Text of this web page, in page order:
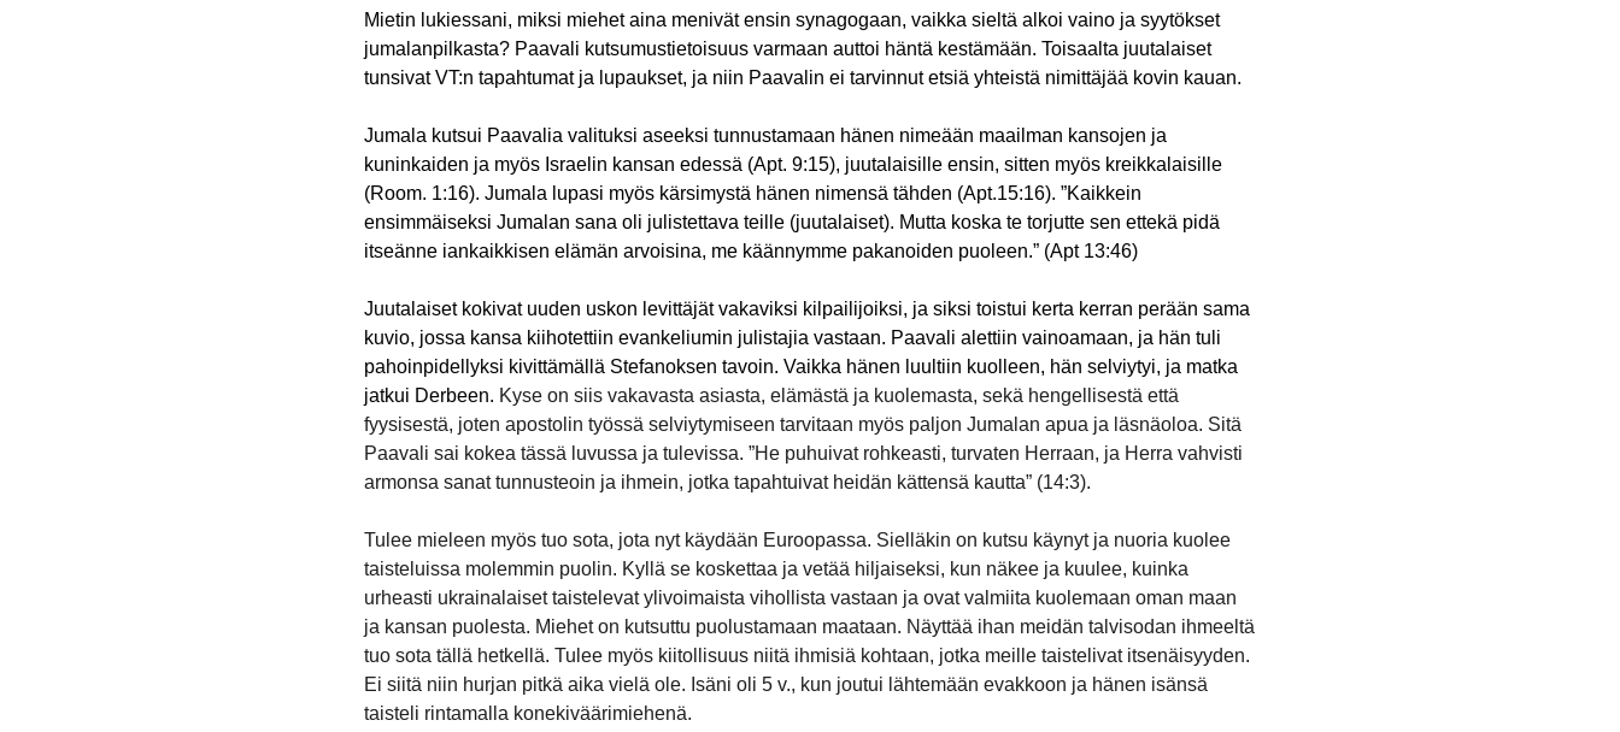
Mietin lukiessani, miksi miehet aina menivät ensin synagogaan, vaikka sieltä alkoi vaino ja syytökset
jumalanpilkasta? Paavali kutsumustietoisuus varmaan auttoi häntä kestämään. Toisaalta juutalaiset
tunsivat VT:n tapahtumat ja lupaukset, ja niin Paavalin ei tarvinnut etsiä yhteistä nimittäjää kovin kauan.
Jumala kutsui Paavalia valituksi aseeksi tunnustamaan hänen nimeään maailman kansojen ja
kuninkaiden ja myös Israelin kansan edessä (Apt. 9:15), juutalaisille ensin, sitten myös kreikkalaisille
(Room. 1:16). Jumala lupasi myös kärsimystä hänen nimensä tähden (Apt.15:16). ”Kaikkein
ensimmäiseksi Jumalan sana oli julistettava teille (juutalaiset). Mutta koska te torjutte sen ettekä pidä
itseänne iankaikkisen elämän arvoisina, me käännymme pakanoiden puoleen.” (Apt 13:46)
Juutalaiset kokivat uuden uskon levittäjät vakaviksi kilpailijoiksi, ja siksi toistui kerta kerran perään sama
kuvio, jossa kansa kiihotettiin evankeliumin julistajia vastaan. Paavali alettiin vainoamaan, ja hän tuli
pahoinpidellyksi kivittämällä Stefanoksen tavoin. Vaikka hänen luultiin kuolleen, hän selviytyi, ja matka
jatkui Derbeen. Kyse on siis vakavasta asiasta, elämästä ja kuolemasta, sekä hengellisestä että
fyysisestä, joten apostolin työssä selviytymiseen tarvitaan myös paljon Jumalan apua ja läsnäoloa. Sitä
Paavali sai kokea tässä luvussa ja tulevissa. ”He puhuivat rohkeasti, turvaten Herraan, ja Herra vahvisti
armonsa sanat tunnusteoin ja ihmein, jotka tapahtuivat heidän kättensä kautta” (14:3).
Tulee mieleen myös tuo sota, jota nyt käydään Euroopassa. Sielläkin on kutsu käynyt ja nuoria kuolee
taisteluissa molemmin puolin. Kyllä se koskettaa ja vetää hiljaiseksi, kun näkee ja kuulee, kuinka
urheasti ukrainalaiset taistelevat ylivoimaista vihollista vastaan ja ovat valmiita kuolemaan oman maan
ja kansan puolesta. Miehet on kutsuttu puolustamaan maataan. Näyttää ihan meidän talvisodan ihmeeltä
tuo sota tällä hetkellä. Tulee myös kiitollisuus niitä ihmisiä kohtaan, jotka meille taistelivat itsenäisyyden.
Ei siitä niin hurjan pitkä aika vielä ole. Isäni oli 5 v., kun joutui lähtemään evakkoon ja hänen isänsä
taisteli rintamalla konekiväärimiehenä.